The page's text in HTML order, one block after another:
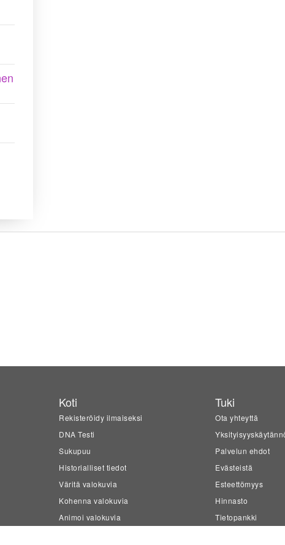
Koti
Rekisteröidy ilmaiseksi
DNA Testi
Sukupuu
Historialliset tiedot
Väritä valokuvia
Kohenna valokuvia
Animoi valokuvia
Tuki
Ota yhteyttä
Palvelun ehdot
Evästeistä
Esteettömyys
Hinnasto
Tietopankki